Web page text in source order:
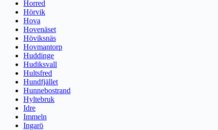
Horred
Hörvik
Hova
Hovenäset
Höviksnäs
Hovmantorp
Huddinge
Hudiksvall
Hultsfred
Hundfjället
Hunnebostrand
Hyltebruk
Idre
Immeln
Ingarö